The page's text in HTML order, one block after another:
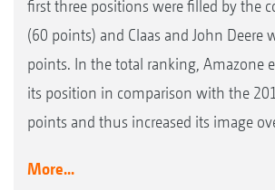
first three positions were filled by the
(60 points) and Claas and John Deere
points. In the total ranking, Amazone
its position in comparison with the
points and thus increased its image
More...